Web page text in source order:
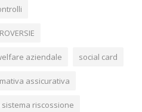
aziendale social card
assicurativa
riscossione